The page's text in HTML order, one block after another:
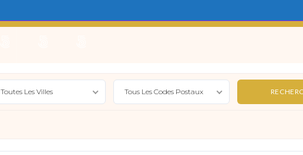
Toutes Les Villes Tous Les Codes Postaux